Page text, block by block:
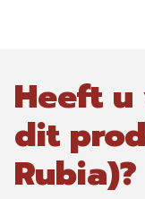
Heeft
dit
Rubia)?